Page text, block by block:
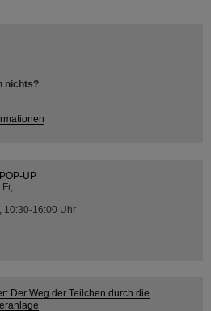
nichts?
UP
10:30-16:00 Uhr
Der Weg der Teilchen durch die